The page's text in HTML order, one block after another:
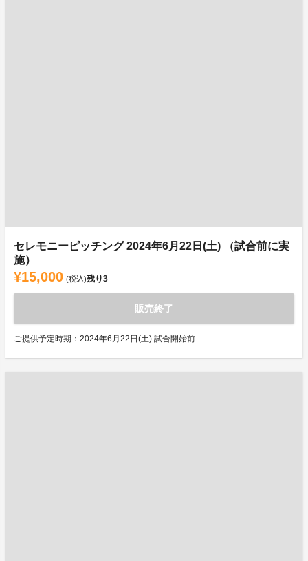
セレモニーピッチング 2024年6月22日(土) （試合前に実
施）
¥15,000 (税込)残り3
販売終了
ご提供予定時期：2024年6月22日(土) 試合開始前